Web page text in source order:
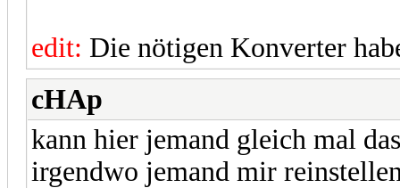
edit: Die nötigen Konverter
cHAp
kann hier jemand gleich mal
irgendwo jemand mir